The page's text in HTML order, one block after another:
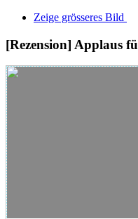
Zeige grösseres Bild
[Rezension] Applaus